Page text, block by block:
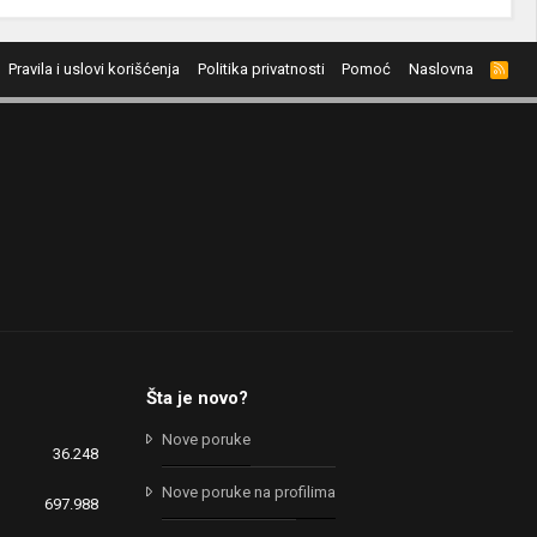
Pravila i uslovi korišćenja Politika privatnosti Pomoć Naslovna
R
S
S
36.248
697.988
Šta je novo?
Nove poruke
Nove poruke na profilima